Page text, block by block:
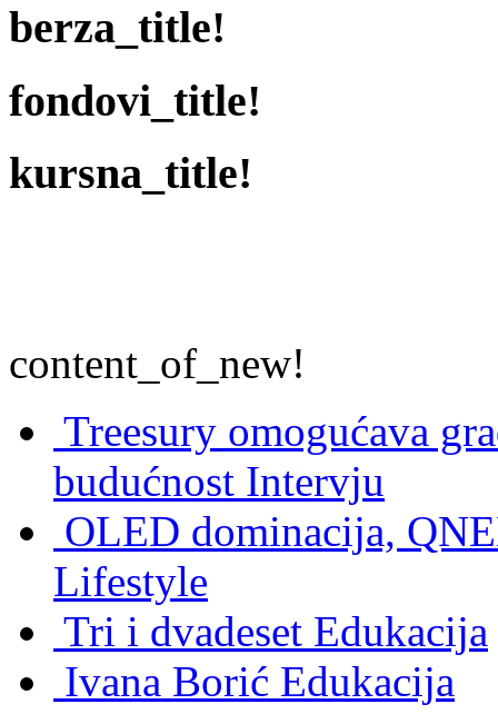
berza_title!
fondovi_title!
kursna_title!
content_of_new!
Treesury omogućava
budućnost Intervju
OLED dominacija,
Lifestyle
Tri i dvadeset Edukacija
Ivana Borić Edukacija